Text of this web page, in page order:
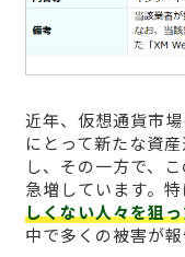
近年、仮想通貨市
にとって新たな資
し、その一方で、
急増しています。特
しくない人々を狙
中で多くの被害が報